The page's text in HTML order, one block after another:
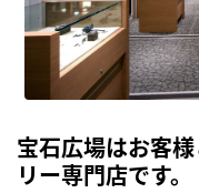
宝石広場はお客
リー専門店です。